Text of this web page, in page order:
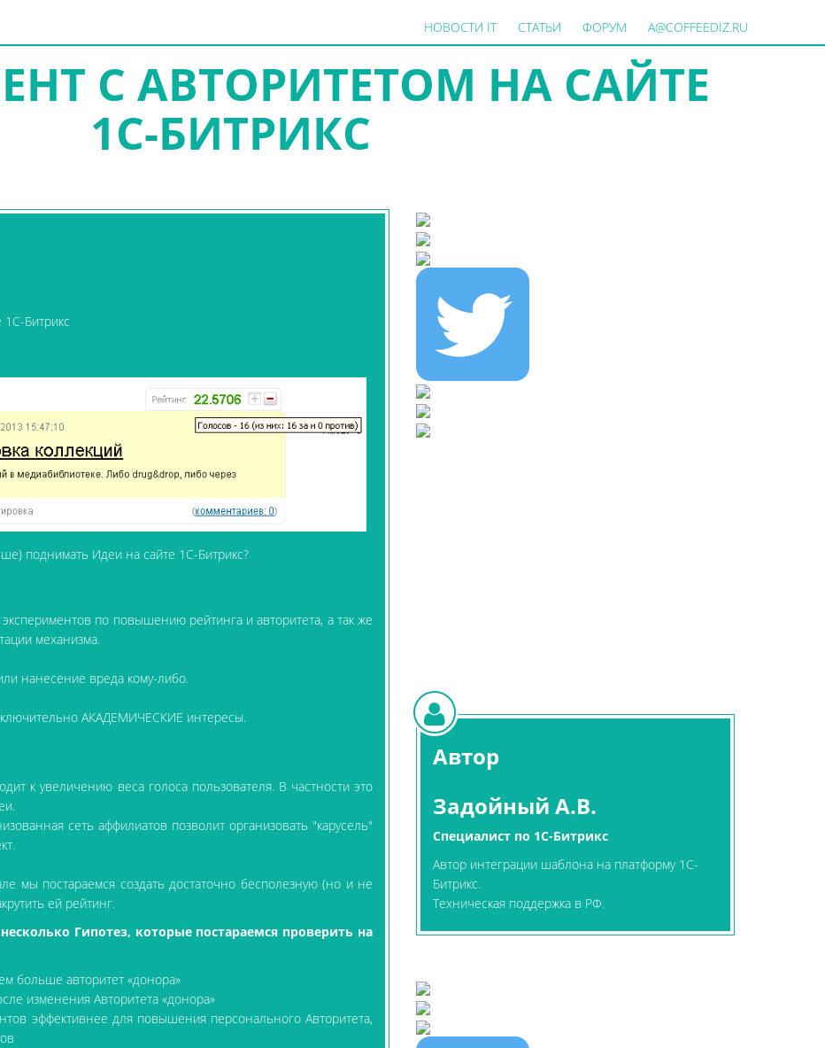
НОВОСТИ IT СТАТЬИ ФОРУМ A@COFFEEDIZ.RU
С АВТОРИТЕТОМ НА САЙТЕ
1С-БИТРИКС
поднимать Идеи на сайте 1С-Битрикс?
по повышению рейтинга и авторитета, а так же
механизма.
нанесение вреда кому-либо.
АКАДЕМИЧЕСКИЕ интересы.
к увеличению веса голоса пользователя. В частности это
сеть аффилиатов позволит организовать "карусель"
мы постараемся создать достаточно бесполезную (но и не
ей рейтинг.
Гипотез, которые постараемся проверить на
больше авторитет «донора»
изменения Авторитета «донора»
эффективнее для повышения персонального Авторитета,
Автор
Задойный А.В.
Специалист по 1С-Битрикс
Автор интеграции шаблона на платформу 1С-
Битрикс.
Техническая поддержка в РФ.